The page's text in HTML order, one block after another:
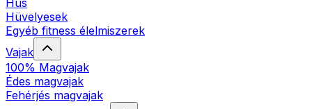
Hús
Hüvelyesek
Egyéb fitness élelmiszerek
Vajak
100% Magvajak
Édes magvajak
Fehérjés magvajak